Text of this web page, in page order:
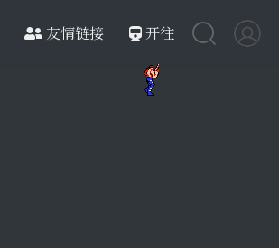
友情链接 开往